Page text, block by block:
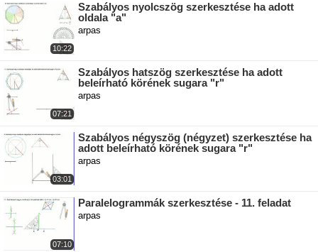
10:22
Szabályos nyolcszög szerkesztése ha adott
oldala "a"
arpas
07:21
Szabályos hatszög szerkesztése ha adott
beleírható körének sugara "r"
arpas
03:01
Szabályos négyszög (négyzet) szerkesztése ha
adott beleírható körének sugara "r"
arpas
07:10
Paralelogrammák szerkesztése - 11. feladat
arpas